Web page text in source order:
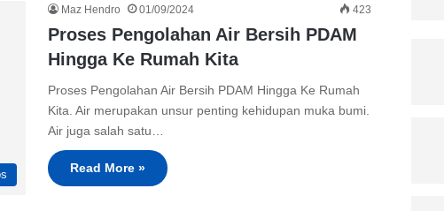
Maz Hendro 01/09/2024 423
Proses Pengolahan Air Bersih PDAM
Hingga Ke Rumah Kita
Proses Pengolahan Air Bersih PDAM Hingga Ke Rumah
Kita. Air merupakan unsur penting kehidupan muka bumi.
Air juga salah satu…
Read More »